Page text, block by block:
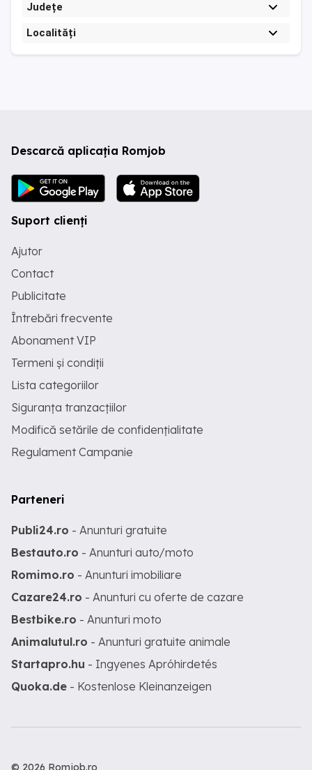
Județe
Localități
Descarcă aplicația Romjob
Suport clienți
Ajutor
Contact
Publicitate
Întrebări frecvente
Abonament VIP
Termeni și condiții
Lista categoriilor
Siguranța tranzacțiilor
Modifică setările de confidențialitate
Regulament Campanie
Parteneri
Publi24.ro - Anunturi gratuite
Bestauto.ro - Anunturi auto/moto
Romimo.ro - Anunturi imobiliare
Cazare24.ro - Anunturi cu oferte de cazare
Bestbike.ro - Anunturi moto
Animalutul.ro - Anunturi gratuite animale
Startapro.hu - Ingyenes Apróhirdetés
Quoka.de - Kostenlose Kleinanzeigen
© 2026 Romjob.ro